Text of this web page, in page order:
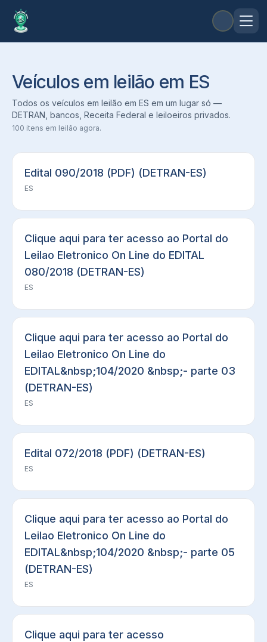
Veículos em leilão em ES
Todos os veículos em leilão em ES em um lugar só —
DETRAN, bancos, Receita Federal e leiloeiros privados.
100 itens em leilão agora.
Edital 090/2018 (PDF) (DETRAN-ES)
ES
Clique aqui para ter acesso ao Portal do
Leilao Eletronico On Line do EDITAL
080/2018 (DETRAN-ES)
ES
Clique aqui para ter acesso ao Portal do
Leilao Eletronico On Line do
EDITAL&nbsp;104/2020 &nbsp;- parte 03
(DETRAN-ES)
ES
Edital 072/2018 (PDF) (DETRAN-ES)
ES
Clique aqui para ter acesso ao Portal do
Leilao Eletronico On Line do
EDITAL&nbsp;104/2020 &nbsp;- parte 05
(DETRAN-ES)
ES
Clique aqui para ter acesso